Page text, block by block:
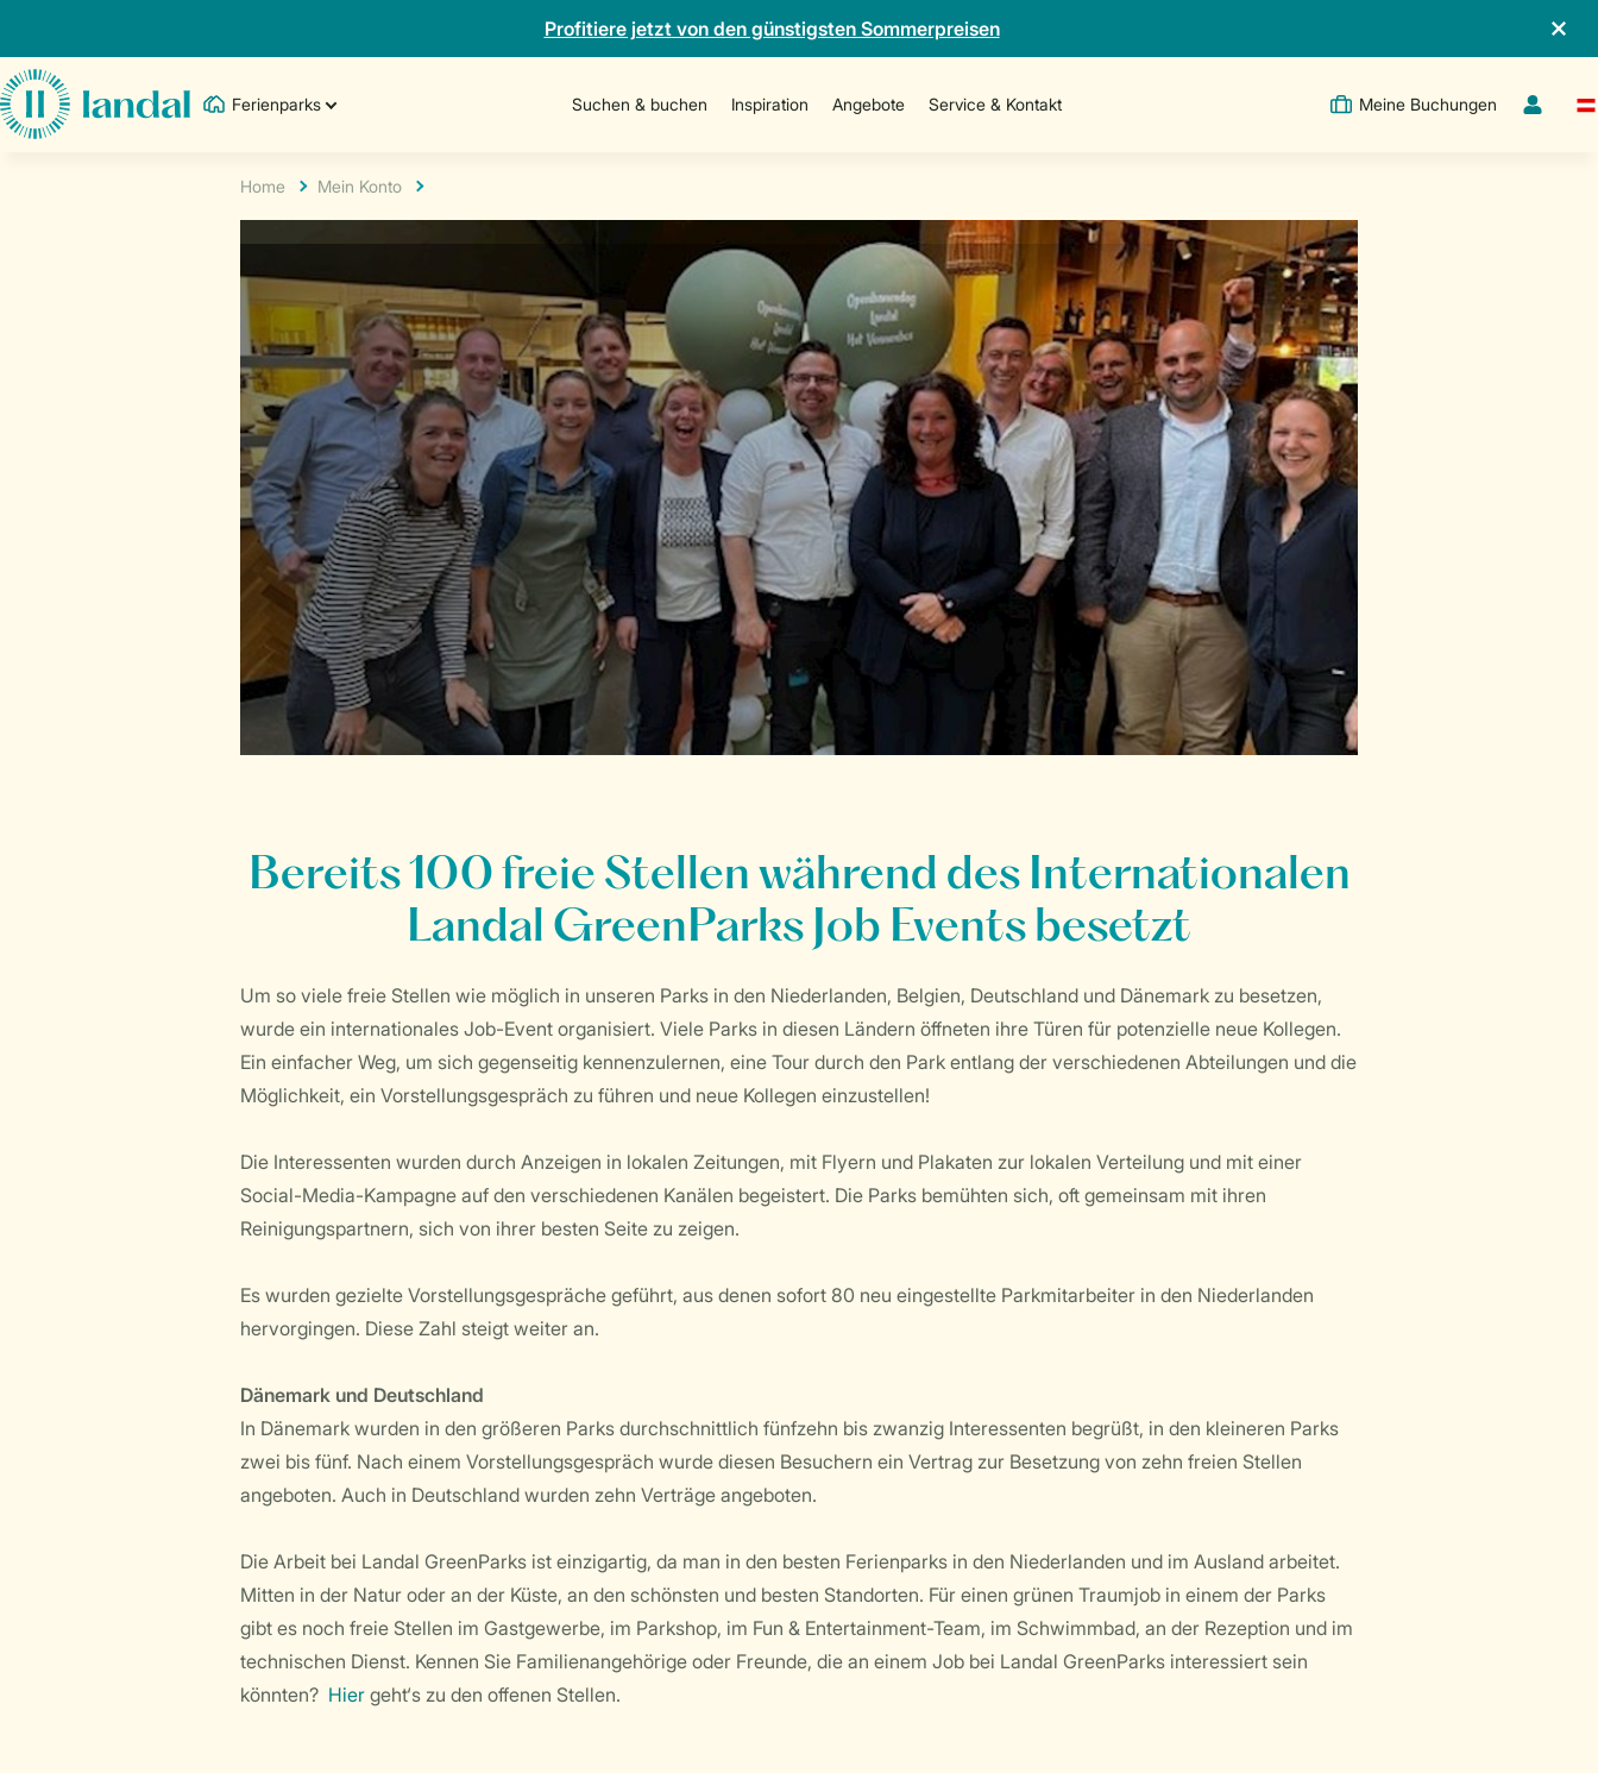
Profitiere jetzt von den günstigsten Sommerpreisen
Ferienparks Suchen & buchen Inspiration Angebote Service & Kontakt Meine Buchungen
Home Mein Konto
Bereits 100 freie Stellen während des Internationalen
Landal GreenParks Job Events besetzt
Um so viele freie Stellen wie möglich in unseren Parks in den Niederlanden, Belgien, Deutschland und Dänemark zu besetzen,
wurde ein internationales Job-Event organisiert. Viele Parks in diesen Ländern öffneten ihre Türen für potenzielle neue Kollegen.
Ein einfacher Weg, um sich gegenseitig kennenzulernen, eine Tour durch den Park entlang der verschiedenen Abteilungen und die
Möglichkeit, ein Vorstellungsgespräch zu führen und neue Kollegen einzustellen!
Die Interessenten wurden durch Anzeigen in lokalen Zeitungen, mit Flyern und Plakaten zur lokalen Verteilung und mit einer
Social-Media-Kampagne auf den verschiedenen Kanälen begeistert. Die Parks bemühten sich, oft gemeinsam mit ihren
Reinigungspartnern, sich von ihrer besten Seite zu zeigen.
Es wurden gezielte Vorstellungsgespräche geführt, aus denen sofort 80 neu eingestellte Parkmitarbeiter in den Niederlanden
hervorgingen. Diese Zahl steigt weiter an.
Dänemark und Deutschland
In Dänemark wurden in den größeren Parks durchschnittlich fünfzehn bis zwanzig Interessenten begrüßt, in den kleineren Parks
zwei bis fünf. Nach einem Vorstellungsgespräch wurde diesen Besuchern ein Vertrag zur Besetzung von zehn freien Stellen
angeboten. Auch in Deutschland wurden zehn Verträge angeboten.
Die Arbeit bei Landal GreenParks ist einzigartig, da man in den besten Ferienparks in den Niederlanden und im Ausland arbeitet.
Mitten in der Natur oder an der Küste, an den schönsten und besten Standorten. Für einen grünen Traumjob in einem der Parks
gibt es noch freie Stellen im Gastgewerbe, im Parkshop, im Fun & Entertainment-Team, im Schwimmbad, an der Rezeption und im
technischen Dienst. Kennen Sie Familienangehörige oder Freunde, die an einem Job bei Landal GreenParks interessiert sein
könnten? Hier geht‘s zu den offenen Stellen.